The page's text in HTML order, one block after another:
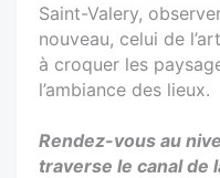
Saint-Valery,
nouveau, celui de
à croquer les
l’ambiance des lieux.
Rendez-vous au
traverse le canal de